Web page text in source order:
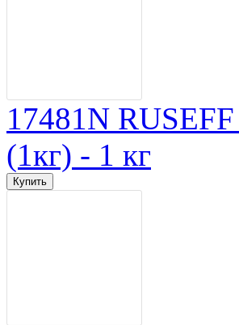
17481N
(1кг) - 1 кг